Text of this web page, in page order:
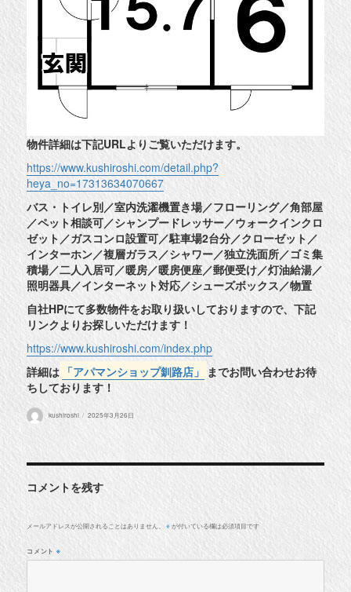
物件詳細は下記URLよりご覧いただけます。
https://www.kushiroshi.com/detail.php?
heya_no=17313634070667
バス・トイレ別／室内洗濯機置き場／フローリング／角部屋
／ペット相談可／シャンプードレッサー／ウォークインクロ
ゼット／ガスコンロ設置可／駐車場2台分／クローゼット／
インターホン／複層ガラス／シャワー／独立洗面所／ゴミ集
積場／二人入居可／暖房／暖房便座／郵便受け／灯油給湯／
照明器具／インターネット対応／シューズボックス／物置
自社HPにて多数物件をお取り扱いしておりますので、下記
リンクよりお探しいただけます！
https://www.kushiroshi.com/index.php
詳細は 「アパマンショップ釧路店」
までお問い合わせお待
ちしております！
投
kushiroshi
投
2025年3月26日
コメントを残す
メールアドレスが公開されることはありません。 ※ が付いている欄は必須項目です
コメント ※